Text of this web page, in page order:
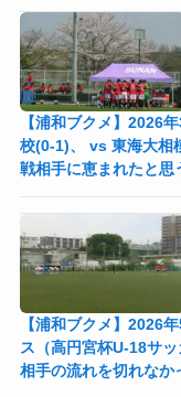
【浦和ブクメ】2026
校(0-1)、 vs 東海大相
戦相手に恵まれたと思
【浦和ブクメ】2026
ス（高円宮杯U-18サ
相手の流れを切れなか